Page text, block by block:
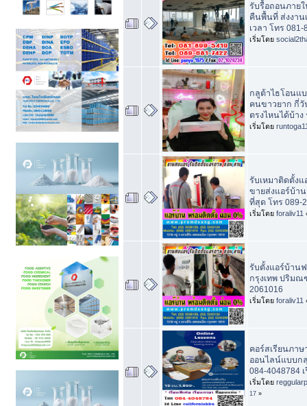
รับรื้อถอนภาย
คืนพื้นที่ ส่งงาน
เวลา โทร 081-
เริ่มโดย
กลูต้าไธโอนแ
คนขาวยาก กี่วั
ตรงไหนได้บ้าง
เริ่มโดย
รับเหมาติดตั้งแ
ขายส่งแอร์บ้า
ที่สุด โทร 089-
เริ่มโดย foraliv11
รับตั้งแอร์บ้าน
กรุงเทพ ปริมณ
2061016
เริ่มโดย foraliv11
คอร์สเรียนภาษ
ออนไลน์แบบก
084-4048784
เริ่มโดย
17 »